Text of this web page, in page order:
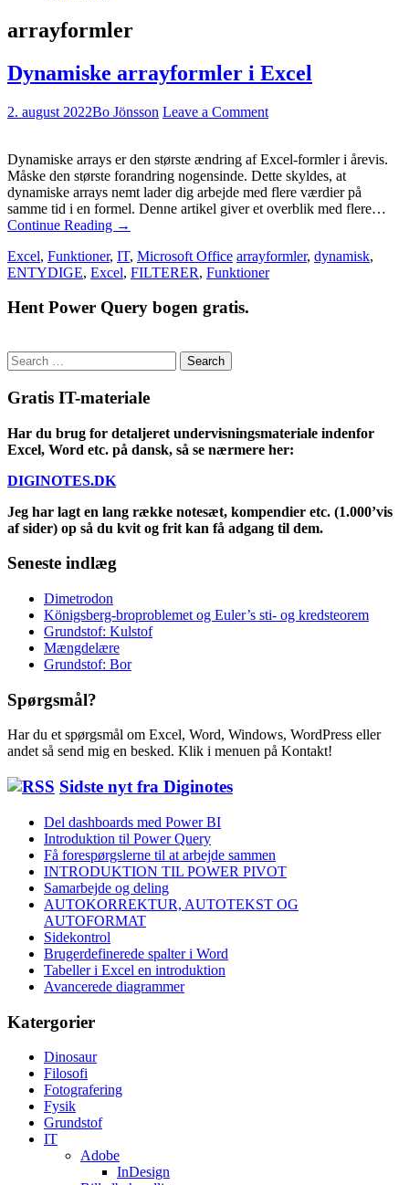
arrayformler
Dynamiske arrayformler i Excel
2. august 2022Bo Jönsson Leave a Comment
Dynamiske arrays er den største ændring af Excel-formler i årevis.
Måske den største forandring nogensinde. Dette skyldes, at
dynamiske arrays nemt lader dig arbejde med flere værdier på
samme tid i en formel. Denne artikel giver et overblik med flere…
Continue Reading →
Excel, Funktioner, IT, Microsoft Office arrayformler, dynamisk,
ENTYDIGE, Excel, FILTERER, Funktioner
Hent Power Query bogen gratis.
Search
for:
Gratis IT-materiale
Har du brug for detaljeret undervisningsmateriale indenfor
Excel, Word etc. på dansk, så se nærmere her:
DIGINOTES.DK
Jeg har lagt en lang række notesæt, kompendier etc. (1.000’vis
af sider) op så du kvit og frit kan få adgang til dem.
Seneste indlæg
Dimetrodon
Königsberg-broproblemet og Euler’s sti- og kredsteorem
Grundstof: Kulstof
Mængdelære
Grundstof: Bor
Spørgsmål?
Har du et spørgsmål om Excel, Word, Windows, WordPress eller
andet så send mig en besked. Klik i menuen på Kontakt!
Sidste nyt fra Diginotes
Del dashboards med Power BI
Introduktion til Power Query
Få forespørgslerne til at arbejde sammen
INTRODUKTION TIL POWER PIVOT
Samarbejde og deling
AUTOKORREKTUR, AUTOTEKST OG
AUTOFORMAT
Sidekontrol
Brugerdefinerede spalter i Word
Tabeller i Excel en introduktion
Avancerede diagrammer
Katergorier
Dinosaur
Filosofi
Fotografering
Fysik
Grundstof
IT
Adobe
InDesign